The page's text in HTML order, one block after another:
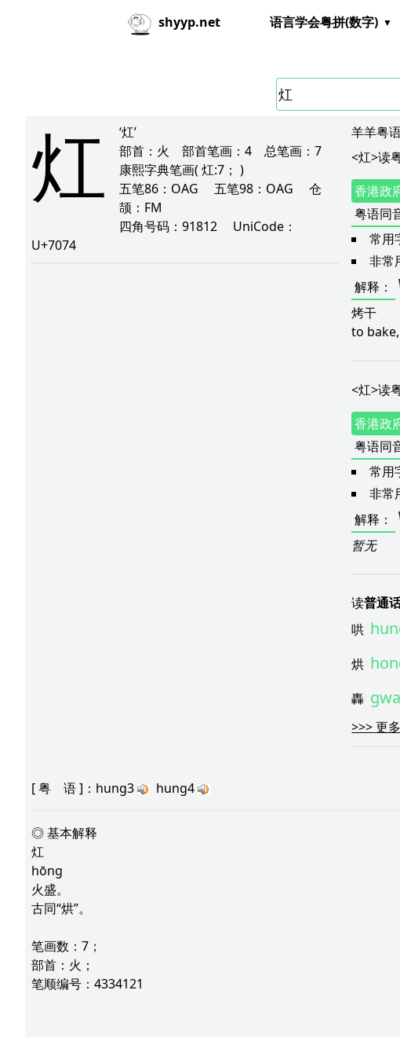
shyyp.net 语言学会粤拼(数字)
灴
‘灴’
部首： 火 部首笔画： 4 总笔画： 7
康熙字典笔画( 灴:7； )
五笔86： OAG 五笔98： OAG 仓
颉： FM
四角号码： 91812 UniCode：
U+7074
羊羊粤
<灴>读
香港政
粤语同
常用
非常
解释 ：
烤干
to
<灴>读
香港政
粤语同
常用
非常
解释 ：
暂无
读普通
哄
烘
轟
>>>更
[粤 语]：hung3 hung4
◎ 基本解释
灴
hōng
火盛。
古同“烘”。
笔画数：7；
部首：火；
笔顺编号：4334121